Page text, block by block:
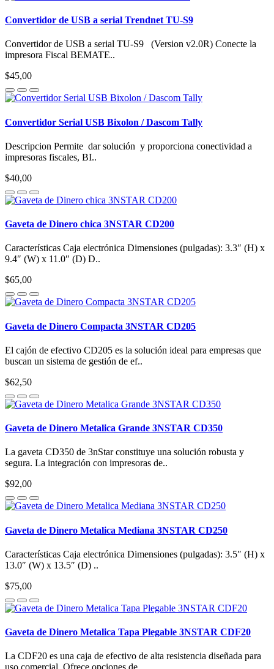
Convertidor de USB a serial Trendnet TU-S9
Convertidor de USB a serial TU-S9 (Version v2.0R) Conecte la
impresora Fiscal BEMATE..
$45,00
Convertidor Serial USB Bixolon / Dascom Tally
Descripcion Permite dar solución y proporciona conectividad a
impresoras fiscales, BI..
$40,00
Gaveta de Dinero chica 3NSTAR CD200
Características Caja electrónica Dimensiones (pulgadas): 3.3″ (H) x
9.4″ (W) x 11.0″ (D) D..
$65,00
Gaveta de Dinero Compacta 3NSTAR CD205
El cajón de efectivo CD205 es la solución ideal para empresas que
buscan un sistema de gestión de ef..
$62,50
Gaveta de Dinero Metalica Grande 3NSTAR CD350
La gaveta CD350 de 3nStar constituye una solución robusta y
segura. La integración con impresoras de..
$92,00
Gaveta de Dinero Metalica Mediana 3NSTAR CD250
Características Caja electrónica Dimensiones (pulgadas): 3.5″ (H) x
13.0″ (W) x 13.5″ (D) ..
$75,00
Gaveta de Dinero Metalica Tapa Plegable 3NSTAR CDF20
La CDF20 es una caja de efectivo de alta resistencia diseñada para